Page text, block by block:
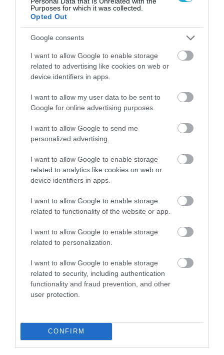
Purposes for which it was collected.
Opted Out
Google consents
I want to allow Google to enable storage
related to advertising like cookies on web or
device identifiers in apps.
I want to allow my user data to be sent to
Google for online advertising purposes.
I want to allow Google to send me
personalized advertising.
I want to allow Google to enable storage
related to analytics like cookies on web or
device identifiers in apps.
I want to allow Google to enable storage
related to functionality of the website or app.
I want to allow Google to enable storage
related to personalization.
I want to allow Google to enable storage
related to security, including authentication
functionality and fraud prevention, and other
user protection.
CONFIRM
Νέο κύμα αποχωρήσεων από το κόμμα
Καρυστιανού:«Πολλά ψέματα,λίγες
αλήθειες»,βαριές αιχμές για“κλειστά
06.08.2026 | 17:14
PODCASTS
Μπαλατσούκας pagenews.gr:«Η κυβέρνηση θυμάται τους
πυροσβέστες όταν τους λέει ήρωες–όχι όταν ζητούν
Γ.Βρεττάκος στο pagenews.gr: «Το ΠΑΣΟΚ μπλοκάρει τη
Συνταγματική Αναθεώρηση και φορτώνει ευθύνες στη